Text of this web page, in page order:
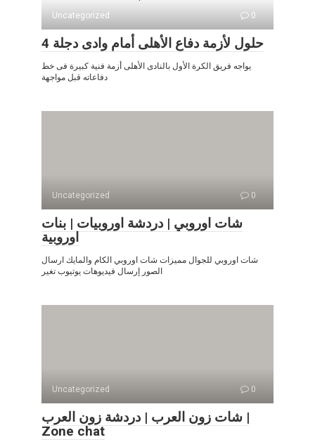
Uncategorized
0
4 حلول لأزمة دفاع الأهلى أمام وادى دجلة
يواجه فريق الكرة الأول بالنادى الأهلى أزمة فنية كبيرة فى خط
دفاعاته قبل مواجهة
Uncategorized 0
شات اوروبي | دردشة اوروبيات | بنات
اوروبية
شات اوروبي للجوال مميزات شات اوروبي الكام والمايك ارسال
الصور إرسال فيديوهات يوتيوب تغير
Uncategorized 0
شات زون العرب | دردشة زون العرب |
Zone chat